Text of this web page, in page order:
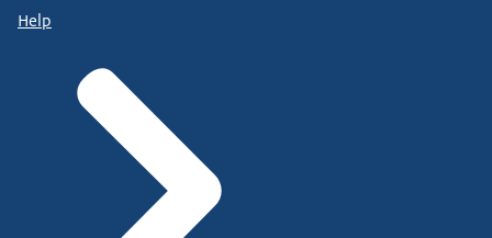
Help